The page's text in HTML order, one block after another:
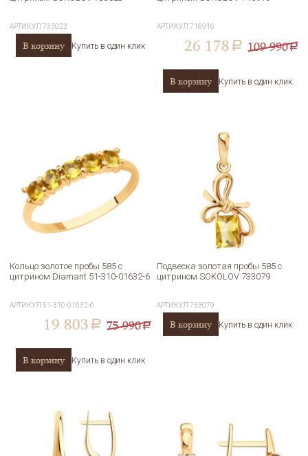
АРТИКУЛ733023
В корзину Купить в один клик
АРТИКУЛ716916
26 178 a 109 990a
В корзину Купить в один клик
Кольцо золотое пробы 585 с
цитрином Diamant 51-310-01632-6
АРТИКУЛ51-310-01632-6
19 803 a 75 990a
В корзину Купить в один клик
Подвеска золотая пробы 585 с
цитрином SOKOLOV 733079
АРТИКУЛ733079
В корзину Купить в один клик